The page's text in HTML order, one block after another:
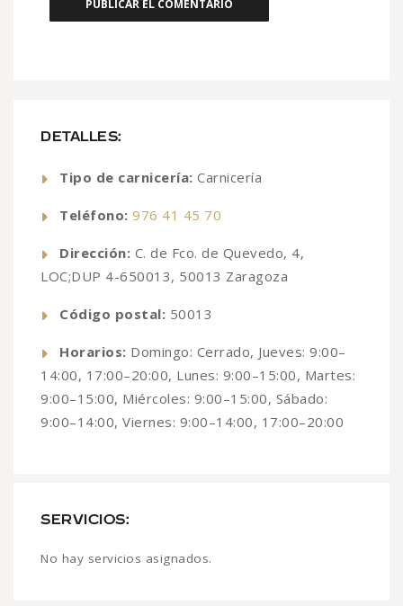
DETALLES:
Tipo de carnicería: Carnicería
Teléfono: 976 41 45 70
Dirección: C. de Fco. de Quevedo, 4,
LOC;DUP 4-650013, 50013 Zaragoza
Código postal: 50013
Horarios: Domingo: Cerrado, Jueves: 9:00–
14:00, 17:00–20:00, Lunes: 9:00–15:00, Martes:
9:00–15:00, Miércoles: 9:00–15:00, Sábado:
9:00–14:00, Viernes: 9:00–14:00, 17:00–20:00
SERVICIOS:
No hay servicios asignados.